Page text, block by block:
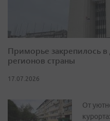
Приморье закрепилось в
регионов страны
17.07.2026
От